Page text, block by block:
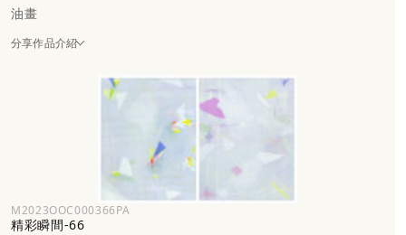
油畫
分享作品介紹
M2023OOC000366PA
精彩瞬間-66